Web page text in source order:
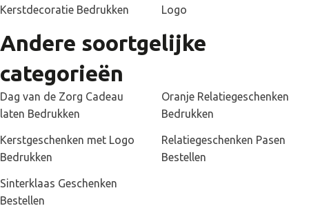
Kerstdecoratie Bedrukken
Logo
Andere soortgelijke
categorieën
Dag van de Zorg Cadeau
laten Bedrukken
Kerstgeschenken met Logo
Bedrukken
Oranje Relatiegeschenken
Bedrukken
Relatiegeschenken Pasen
Bestellen
Sinterklaas Geschenken
Bestellen